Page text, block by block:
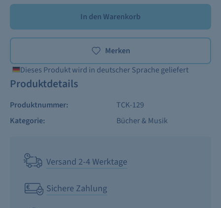
In den Warenkorb
Merken
Dieses Produkt wird in deutscher Sprache geliefert
Produktdetails
Produktnummer:
TCK-129
Kategorie:
Bücher & Musik
Versand 2-4 Werktage
Sichere Zahlung